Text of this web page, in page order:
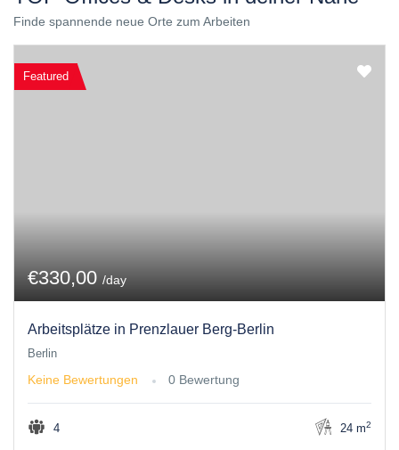
Finde spannende neue Orte zum Arbeiten
Featured
€330,00 /day
Arbeitsplätze in Prenzlauer Berg-Berlin
Berlin
Keine Bewertungen 0 Bewertung
4 24 m2